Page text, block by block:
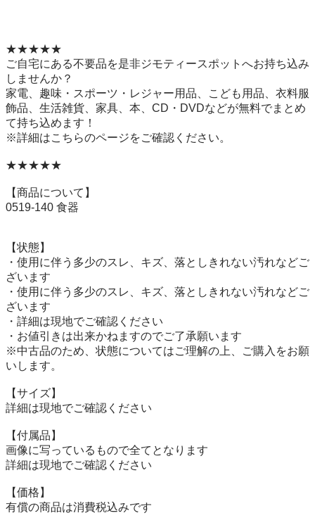
★★★★★
ご自宅にある不要品を是非ジモティースポットへお持ち込み
しませんか？
家電、趣味・スポーツ・レジャー用品、こども用品、衣料服
飾品、生活雑貨、家具、本、CD・DVDなどが無料でまとめ
て持ち込めます！
※詳細はこちらのページをご確認ください。
★★★★★
【商品について】
0519-140 食器
【状態】
・使用に伴う多少のスレ、キズ、落としきれない汚れなどご
ざいます
・使用に伴う多少のスレ、キズ、落としきれない汚れなどご
ざいます
・詳細は現地でご確認ください
・お値引きは出来かねますのでご了承願います
※中古品のため、状態についてはご理解の上、ご購入をお願
いします。
【サイズ】
詳細は現地でご確認ください
【付属品】
画像に写っているもので全てとなります
詳細は現地でご確認ください
【価格】
有償の商品は消費税込みです